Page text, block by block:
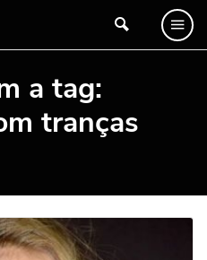
a tag:
tranças